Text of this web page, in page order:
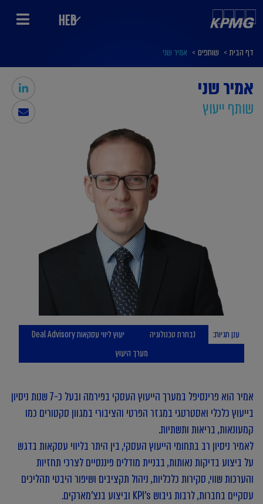
HEB
דף הבית > שותפים > אמיר שני
אמיר שני
שותף ייעוץ
ענן תגיות: נבחרת טכנולוגיה
יעוץ ליווי עסקאות Deal Advisory
מערך היעוץ
אמיר הוא פרינסיפל במערך הייעוץ העסקי בפירמה ובעל כ-7 שנות ניסיון
בייעוץ כלכלי ואסטרטגי במגזר הפרטי והציבורי במגוון סקטורים כמו
קמעונאות, בריאות ותשתיות.
לאמיר ניסיון רב בתחומי הייעוץ העסקי, בין היתר בליווי עסקאות בדגש
על ביצוע בדיקות נאותות, בבניית מודלים פיננסיים לצרכי תחזיות
והערכות שווי, סקירות כלכליות, ניהול תקציבים ושיפור היבטי תהליכים
עסקיים בחברות, לרבות גיבוש KPI’s וביצוע בנצ'מארקים.